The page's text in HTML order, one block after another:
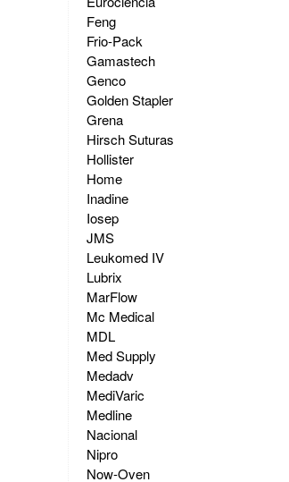
Feng
Frio-Pack
Gamastech
Genco
Golden Stapler
Grena
Hirsch Suturas
Hollister
Home
Inadine
Iosep
JMS
Leukomed IV
Lubrix
MarFlow
Mc Medical
MDL
Med Supply
Medadv
MediVaric
Medline
Nacional
Nipro
Now-Oven